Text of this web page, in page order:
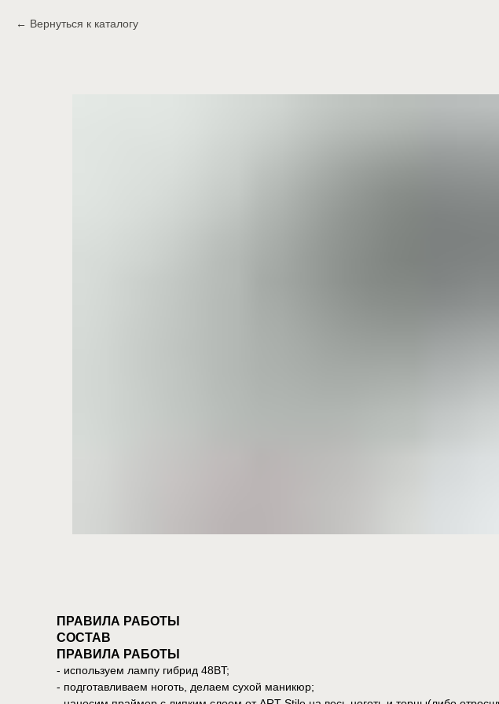
Вернуться к каталогу
ПРАВИЛА РАБОТЫ
СОСТАВ
ПРАВИЛА РАБОТЫ
- используем лампу гибрид 48BT;
- подготавливаем ноготь, делаем сухой маникюр;